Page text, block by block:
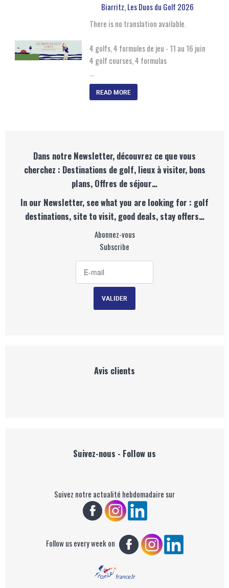
Biarritz, Les Duos du Golf 2026
There is no translation available.
4 golfs, 4 formules de jeu - 11 au 16 juin
4 golf courses, 4 formulas
…
READ MORE
Dans notre Newsletter, découvrez ce que vous
cherchez : Destinations de golf, lieux à visiter, bons
plans, Offres de séjour…
In our Newsletter, see what you are looking for : golf
destinations, site to visit, good deals, stay offers…
Abonnez-vous
Subscribe
Avis clients
Suivez-nous - Follow us
Suivez notre actualité hebdomadaire sur
Follow us every week on